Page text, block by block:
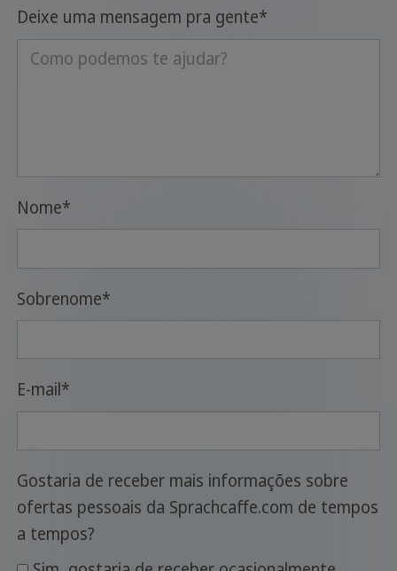
Deixe uma mensagem pra gente*
Nome*
Sobrenome*
E-mail*
Gostaria de receber mais informações sobre
ofertas pessoais da Sprachcaffe.com de tempos
a tempos?